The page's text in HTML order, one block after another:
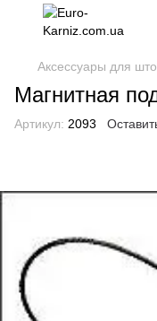
Аксессуары для
Магнитная
Артикул: 2093